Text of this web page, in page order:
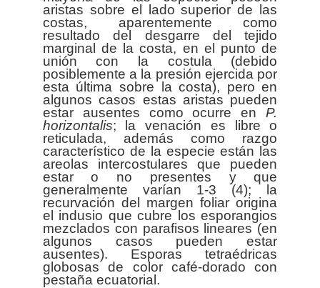
aristas sobre el lado superior de las
costas, aparentemente como
resultado del desgarre del tejido
marginal de la costa, en el punto de
unión con la costula (debido
posiblemente a la presión ejercida por
esta última sobre la costa), pero en
algunos casos estas aristas pueden
estar ausentes como ocurre enP.
horizontalis; la venación es libre o
reticulada, además como razgo
característico de la especie están las
areolas intercostulares que pueden
estar o no presentes y que
generalmente varían 1-3 (4); la
recurvación del margen foliar origina
el indusio que cubre los esporangios
mezclados con parafisos lineares (en
algunos casos pueden estar
ausentes). Esporas tetraédricas
globosas de color café-dorado con
pestaña ecuatorial.